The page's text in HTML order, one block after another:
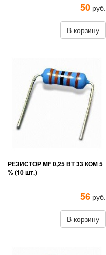
50 руб.
В корзину
РЕЗИСТОР MF 0,25 ВТ 33 КОМ 5
% (10 шт.)
56 руб.
В корзину